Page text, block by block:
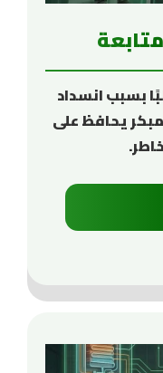
بسبب انسداد
يحافظ على